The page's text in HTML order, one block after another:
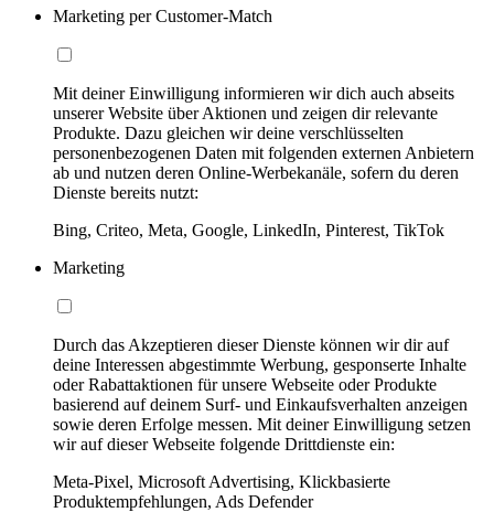
Marketing per Customer-Match
Mit deiner Einwilligung informieren wir dich auch abseits
unserer Website über Aktionen und zeigen dir relevante
Produkte. Dazu gleichen wir deine verschlüsselten
personenbezogenen Daten mit folgenden externen Anbietern
ab und nutzen deren Online-Werbekanäle, sofern du deren
Dienste bereits nutzt:
Bing, Criteo, Meta, Google, LinkedIn, Pinterest, TikTok
Marketing
Durch das Akzeptieren dieser Dienste können wir dir auf
deine Interessen abgestimmte Werbung, gesponserte Inhalte
oder Rabattaktionen für unsere Webseite oder Produkte
basierend auf deinem Surf- und Einkaufsverhalten anzeigen
sowie deren Erfolge messen. Mit deiner Einwilligung setzen
wir auf dieser Webseite folgende Drittdienste ein:
Meta-Pixel, Microsoft Advertising, Klickbasierte
Produktempfehlungen, Ads Defender